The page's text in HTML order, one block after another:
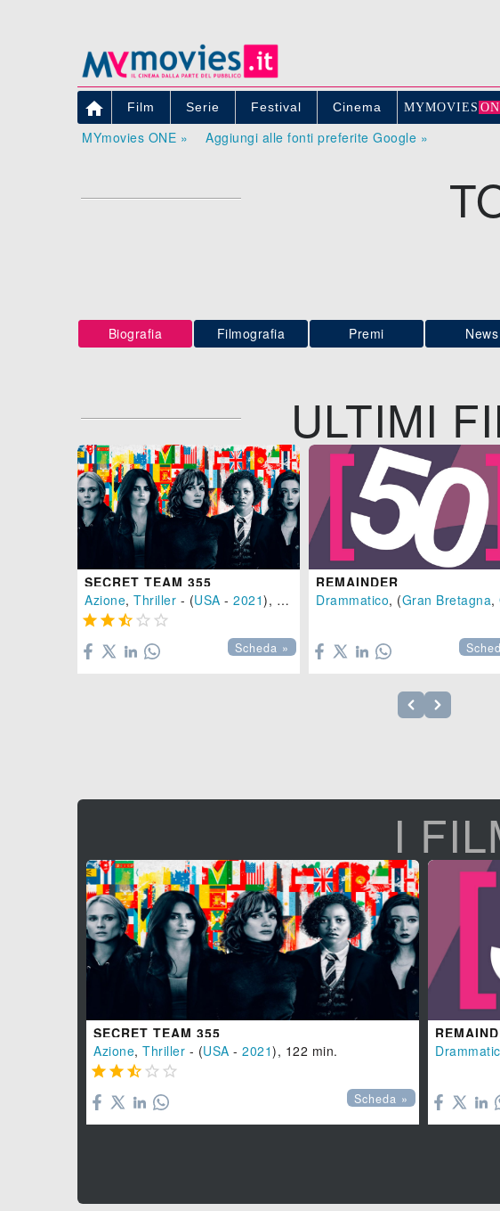
 Film Serie Festival Cinema MYMOVIE S
MYmovies ONE » Aggiungi alle fonti preferite Google »
Biografia Filmografia Premi News
ULTIMI
SECRET TEAM 355
Azione, Thriller - (USA - 2021), 122 min.
    
Scheda »
REMAINDER
Drammatico, (Gran Bretagna,
I
SECRET TEAM 355
Azione, Thriller - (USA - 2021), 122 min.
    
Scheda »